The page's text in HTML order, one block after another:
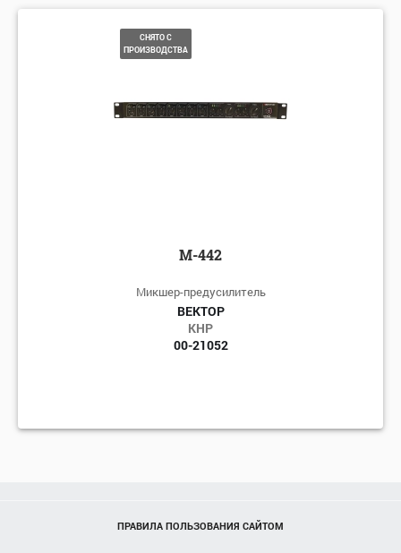
СНЯТО С
ПРОИЗВОДСТВА
М-442
Микшер-предусилитель
ВЕКТОР
КНР
00-21052
ПРАВИЛА ПОЛЬЗОВАНИЯ САЙТОМ